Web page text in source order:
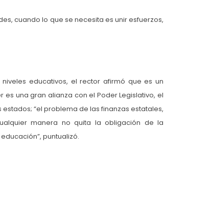
cuando lo que se necesita es unir esfuerzos,
educativos, el rector afirmó que es un
una gran alianza con el Poder Legislativo, el
“el problema de las finanzas estatales,
manera no quita la obligación de la
puntualizó.